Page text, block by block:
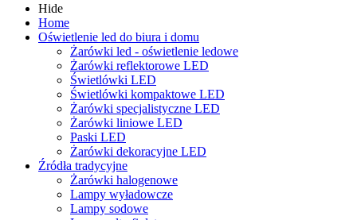
Hide
Home
Oświetlenie led do biura i domu
Żarówki led - oświetlenie ledowe
Żarówki reflektorowe LED
Świetlówki LED
Świetlówki kompaktowe LED
Żarówki specjalistyczne LED
Żarówki liniowe LED
Paski LED
Żarówki dekoracyjne LED
Źródła tradycyjne
Żarówki halogenowe
Lampy wyładowcze
Lampy sodowe